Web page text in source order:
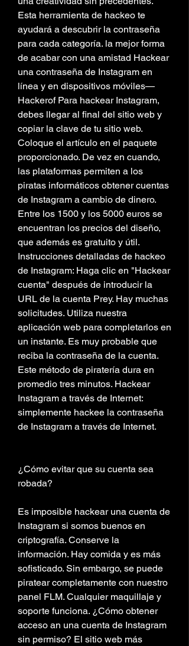
Esta herramienta de hackeo te
ayudará a descubrir la contraseña
para cada categoría. la mejor forma
de acabar con una amistad Hackear
una contraseña de Instagram en
línea y en dispositivos móviles—
Hackerof Para hackear Instagram,
debes llegar al final del sitio web y
copiar la clave de tu sitio web.
Coloque el artículo en el paquete
proporcionado. De vez en cuando,
las plataformas permiten a los
piratas informáticos obtener cuentas
de Instagram a cambio de dinero.
Entre los 1500 y los 5000 euros se
encuentran los precios del diseño,
que además es gratuito y útil.
Instrucciones detalladas de hackeo
de Instagram: Haga clic en "Hackear
cuenta" después de introducir la
URL de la cuenta Prey. Hay muchas
solicitudes. Utiliza nuestra
aplicación web para completarlos en
un instante. Es muy probable que
reciba la contraseña de la cuenta.
Este método de piratería dura en
promedio tres minutos. Hackear
Instagram a través de Internet:
simplemente hackee la contraseña
de Instagram a través de Internet.
¿Cómo evitar que su cuenta sea
robada?
Es imposible hackear una cuenta de
Instagram si somos buenos en
criptografía. Conserve la
información. Hay comida y es más
sofisticado. Sin embargo, se puede
piratear completamente con nuestro
panel FLM. Cualquier maquillaje y
soporte funciona. ¿Cómo obtener
acceso an una cuenta de Instagram
sin permiso? El sitio web más